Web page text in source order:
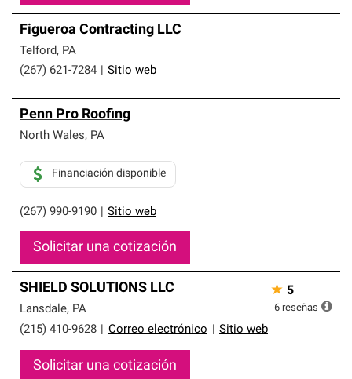
Figueroa Contracting LLC
Telford, PA
(267) 621-7284
Sitio web
Penn Pro Roofing
North Wales, PA
(267) 990-9190 Sitio web
Financiación disponible
Solicitar una cotización
SHIELD SOLUTIONS LLC
Lansdale, PA
(215) 410-9628
Correo electrónico Sitio web
Solicitar una cotización
★ 5
6 reseñas